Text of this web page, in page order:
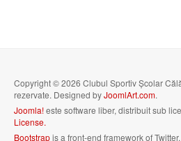
Copyright © 2026 Clubul Sportiv Școlar
rezervate. Designed byJoomlArt.com.
Joomla!este software liber, distribuit sub
License.
Bootstrapis a front-end framework of